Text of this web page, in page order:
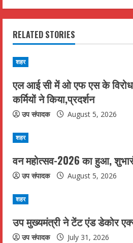
i
n
u
e
R
e
a
d
i
n
g
RELATED STORIES
शहर
एल आई सी में ओ एफ एस के विरोध
कर्मियों ने किया,प्रदर्शन
उप संपादक August 5, 2026
शहर
वन महोत्सव-2026 का हुआ,
उप संपादक August 5, 2026
शहर
उप मुख्यमंत्री ने टेंट एंड डेकोर
उप संपादक July 31, 2026